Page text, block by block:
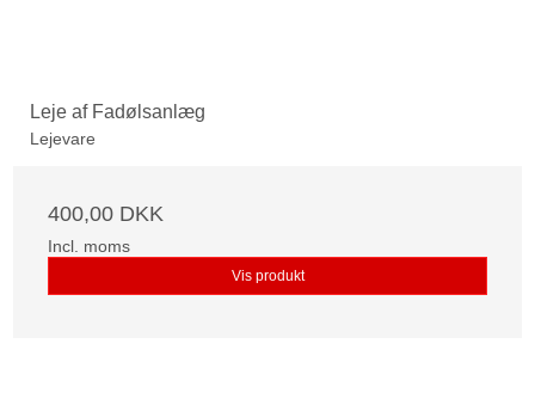
Leje af Fadølsanlæg
Lejevare
400,00 DKK
Incl. moms
Vis produkt